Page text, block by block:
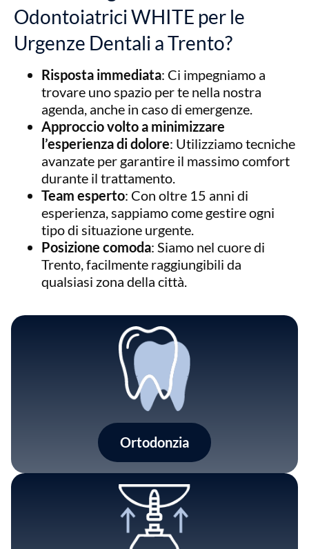
Odontoiatrici WHITE per le
Urgenze Dentali a Trento?
Risposta immediata: Ci impegniamo a
trovare uno spazio per te nella nostra
agenda, anche in caso di emergenze.
Approccio volto a minimizzare
l’esperienza di dolore: Utilizziamo tecniche
avanzate per garantire il massimo comfort
durante il trattamento.
Team esperto: Con oltre 15 anni di
esperienza, sappiamo come gestire ogni
tipo di situazione urgente.
Posizione comoda: Siamo nel cuore di
Trento, facilmente raggiungibili da
qualsiasi zona della città.
Ortodonzia